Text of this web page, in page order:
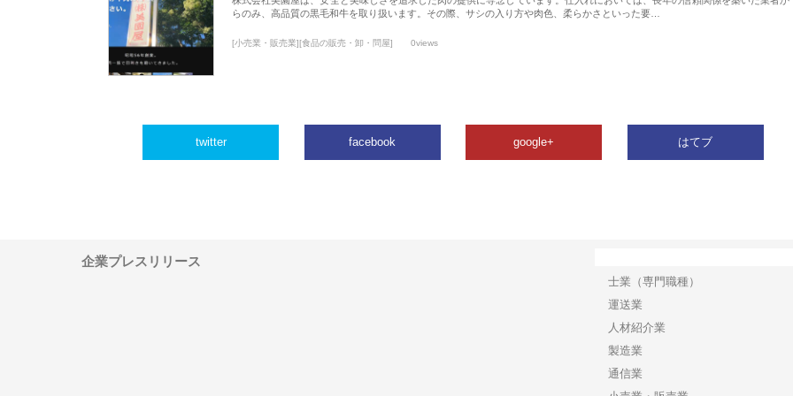
らのみ、高品質の黒毛和牛を取り扱います。その際、サシの入り方や肉色、柔らかさといった要…
[小売業・販売業][食品の販売・卸・問屋] 0views
twitter facebook google+ はてブ
企業プレスリリース
士業（専門職種）
運送業
人材紹介業
製造業
通信業